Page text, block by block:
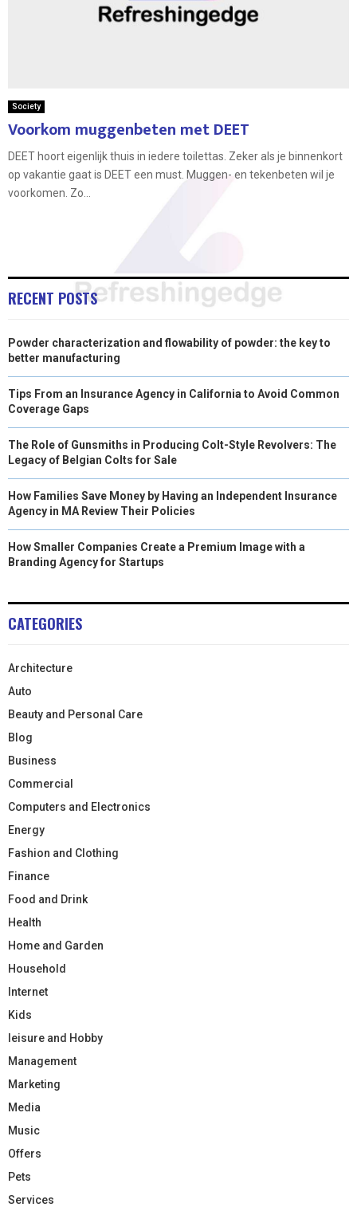
Society
Voorkom muggenbeten met DEET
DEET hoort eigenlijk thuis in iedere toilettas. Zeker als je binnenkort
op vakantie gaat is DEET een must. Muggen- en tekenbeten wil je
voorkomen. Zo...
RECENT POSTS
Powder characterization and flowability of powder: the key to
better manufacturing
Tips From an Insurance Agency in California to Avoid Common
Coverage Gaps
The Role of Gunsmiths in Producing Colt-Style Revolvers: The
Legacy of Belgian Colts for Sale
How Families Save Money by Having an Independent Insurance
Agency in MA Review Their Policies
How Smaller Companies Create a Premium Image with a
Branding Agency for Startups
CATEGORIES
Architecture
Auto
Beauty and Personal Care
Blog
Business
Commercial
Computers and Electronics
Energy
Fashion and Clothing
Finance
Food and Drink
Health
Home and Garden
Household
Internet
Kids
leisure and Hobby
Management
Marketing
Media
Music
Offers
Pets
Services